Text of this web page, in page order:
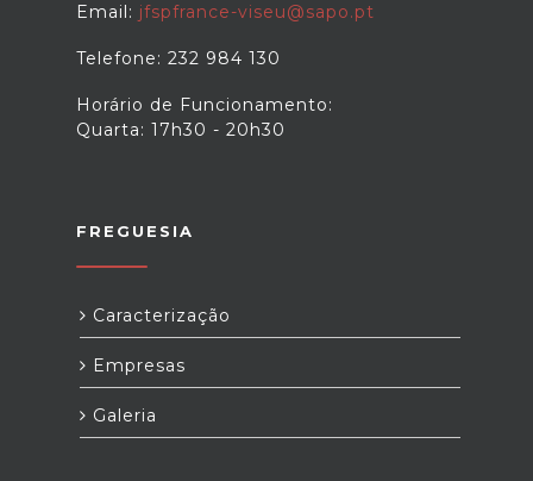
Email: jfspfrance-viseu@sapo.pt
Telefone: 232 984 130
Horário de Funcionamento:
Quarta: 17h30 - 20h30
FREGUESIA
Caracterização
Empresas
Galeria